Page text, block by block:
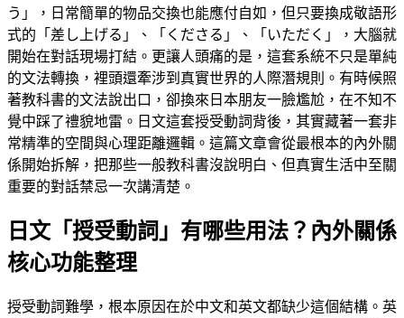
う」，日常簡單的物品交換也能應付自如，但只要換成敬語形
式的「差し上げる」、「くださる」、「いただく」，大腦就
開始在對話現場打結。更讓人頭痛的是，這套系統不只是單純
的文法轉換，裡頭還牽涉到真實世界的人際潛規則。有時候照
著教科書的文法說出口，卻換來日本朋友一臉尷尬，在不知不
覺中踩了禮貌地雷。日文這套授受動詞背後，其實藏著一套非
常精準的空間與心理距離邏輯。這篇文章會從最根本的內外關
係開始拆解，把那些一般教科書沒說明白、但真實生活中至關
重要的對話禁忌一次講清楚。
日文「授受動詞」有哪些用法？內外關係
核心功能整理
授受動詞難學，根本原因在於中文和英文都缺少這個結構。英